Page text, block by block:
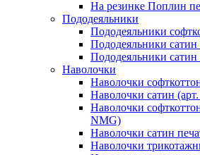
На резинке Поплин
Пододеяльники
Пододеяльники
Пододеяльники сатин
Пододеяльники
Наволочки
Наволочки
Наволочки сатин
Наволочки
NMG)
Наволочки сатин
Наволочки